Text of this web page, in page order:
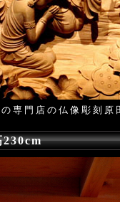
専門店の仏像彫刻原
230cm